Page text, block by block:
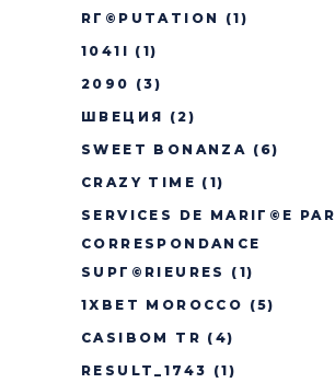
RГ©PUTATION
(1)
1041I (1)
2090 (3)
ШВЕЦИЯ (2)
SWEET BONANZA (6)
CRAZY TIME (1)
SERVICES DE MARIГ©E PAR
CORRESPONDANCE
SUPГ©RIEURES
(1)
1XBET MOROCCO (5)
CASIBOM TR (4)
RESULT_1743 (1)